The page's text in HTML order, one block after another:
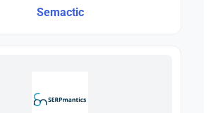
Semactic